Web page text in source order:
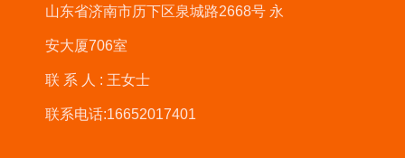
山东省济南市历下区泉城路2668号 永
安大厦706室
联系人: 王女士
联系电话:16652017401